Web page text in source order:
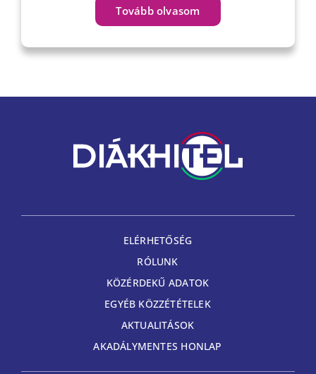
Tovább olvasom
ELÉRHETŐSÉG
RÓLUNK
KÖZÉRDEKŰ ADATOK
EGYÉB KÖZZÉTÉTELEK
AKTUALITÁSOK
AKADÁLYMENTES HONLAP